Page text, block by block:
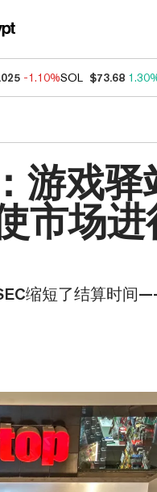
-1.10%SOL $73.68
游戏驿
市场进
缩短了结算时间